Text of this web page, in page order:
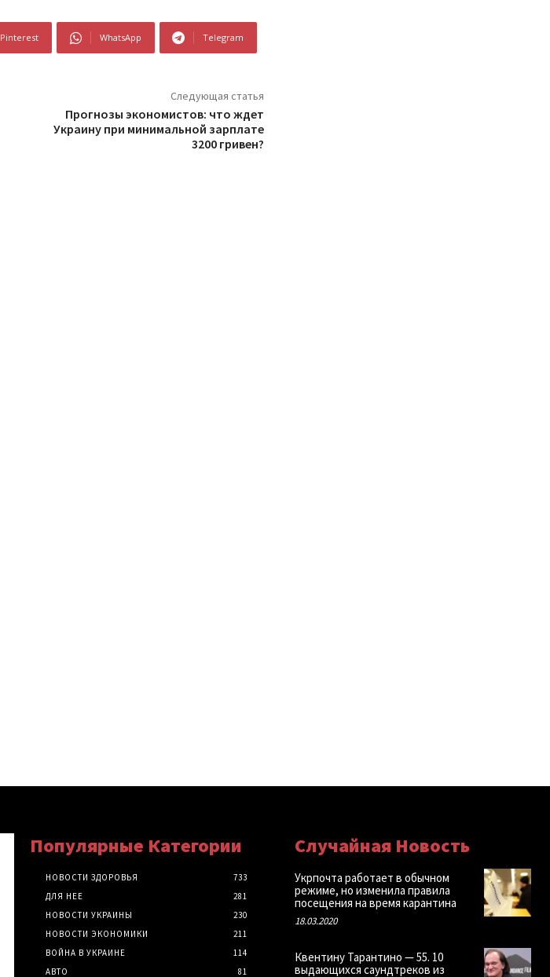
Pinterest WhatsApp Telegram
Следующая статья
Прогнозы экономистов: что ждет
Украину при минимальной зарплате
3200 гривен?
Популярные Категории
НОВОСТИ ЗДОРОВЬЯ
733
ДЛЯ НЕЕ
281
НОВОСТИ УКРАИНЫ
230
НОВОСТИ ЭКОНОМИКИ
211
ВОЙНА В УКРАИНЕ
114
АВТО
81
Случайная Новость
Укрпочта работает в обычном
режиме, но изменила правила
посещения на время карантина
18.03.2020
Квентину Тарантино — 55. 10
выдающихся саундтреков из